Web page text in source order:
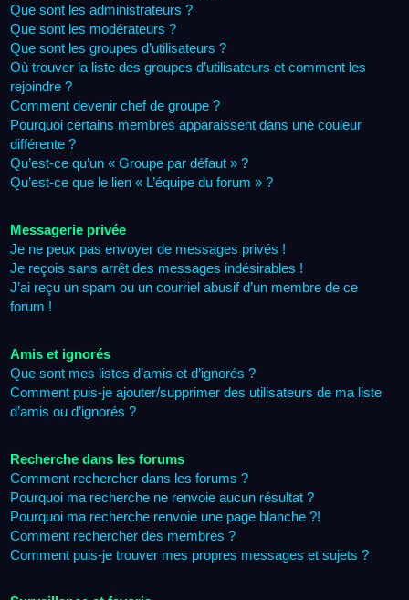
Que sont les administrateurs ?
Que sont les modérateurs ?
Que sont les groupes d’utilisateurs ?
Où trouver la liste des groupes d’utilisateurs et comment les
rejoindre ?
Comment devenir chef de groupe ?
Pourquoi certains membres apparaissent dans une couleur
différente ?
Qu’est-ce qu’un « Groupe par défaut » ?
Qu’est-ce que le lien « L’équipe du forum » ?
Messagerie privée
Je ne peux pas envoyer de messages privés !
Je reçois sans arrêt des messages indésirables !
J’ai reçu un spam ou un courriel abusif d’un membre de ce
forum !
Amis et ignorés
Que sont mes listes d’amis et d’ignorés ?
Comment puis-je ajouter/supprimer des utilisateurs de ma liste
d’amis ou d’ignorés ?
Recherche dans les forums
Comment rechercher dans les forums ?
Pourquoi ma recherche ne renvoie aucun résultat ?
Pourquoi ma recherche renvoie une page blanche ?!
Comment rechercher des membres ?
Comment puis-je trouver mes propres messages et sujets ?